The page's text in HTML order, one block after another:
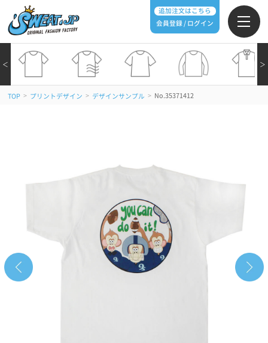
追加注文はこちら
会員登録 / ログイン
＞
＜
TOP > プリントデザイン > デザインサンプル > No.35371412